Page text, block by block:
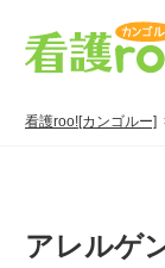
看護roo![カンゴルー]
アレルゲ